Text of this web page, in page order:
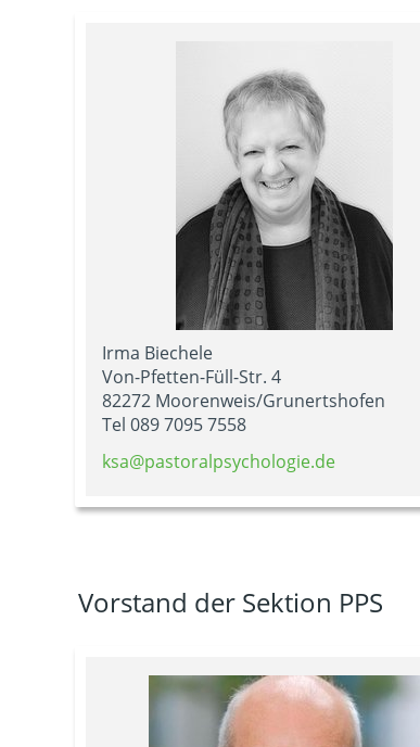
Irma Biechele
Von-Pfetten-Füll-Str. 4
82272 Moorenweis/Grunertshofen
Tel 089 7095 7558
ksa@pastoralpsychologie.de
Vorstand der Sektion PPS